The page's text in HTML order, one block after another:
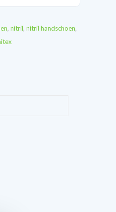
, nitril, nitril handschoen,